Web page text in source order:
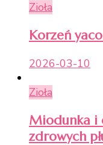
Zioła
Korzeń
2026-03-10
Zioła
Miodunka i
zdrowych